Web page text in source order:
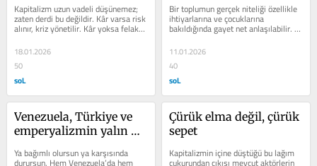
Kapitalizm uzun vadeli düşünemez;
zaten derdi bu değildir. Kâr varsa risk
alınır, kriz yönetilir. Kâr yoksa felaket
görmezden gelinir.
18.01.2026
50
soL
Bir toplumun gerçek niteliği özellikle
ihtiyarlarına ve çocuklarına
bakıldığında gayet net anlaşılabilir.
İnsan değerinin ölçüsü...
11.01.2026
40
soL
Venezuela, Türkiye ve
emperyalizmin yalın
Ya bağımlı olursun ya karşısında
Çürük elma değil, çürük
sepet
Kapitalizmin içine düştüğü bu lağım